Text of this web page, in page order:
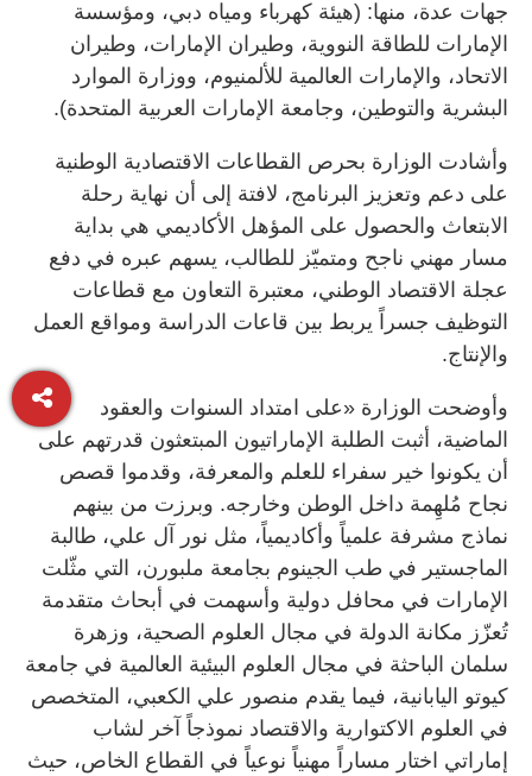
جهات عدة، منها: (هيئة كهرباء ومياه دبي، ومؤسسة
الإمارات للطاقة النووية، وطيران الإمارات، وطيران
الاتحاد، والإمارات العالمية للألمنيوم، ووزارة الموارد
البشرية والتوطين، وجامعة الإمارات العربية المتحدة).
وأشادت الوزارة بحرص القطاعات الاقتصادية الوطنية
على دعم وتعزيز البرنامج، لافتة إلى أن نهاية رحلة
الابتعاث والحصول على المؤهل الأكاديمي هي بداية
مسار مهني ناجح ومتميّز للطالب، يسهم عبره في دفع
عجلة الاقتصاد الوطني، معتبرة التعاون مع قطاعات
التوظيف جسراً يربط بين قاعات الدراسة ومواقع العمل
والإنتاج.
وأوضحت الوزارة «على امتداد السنوات والعقود
الماضية، أثبت الطلبة الإماراتيون المبتعثون قدرتهم على
أن يكونوا خير سفراء للعلم والمعرفة، وقدموا قصص
نجاح مُلهِمة داخل الوطن وخارجه. وبرزت من بينهم
نماذج مشرفة علمياً وأكاديمياً، مثل نور آل علي، طالبة
الماجستير في طب الجينوم بجامعة ملبورن، التي مثّلت
الإمارات في محافل دولية وأسهمت في أبحاث متقدمة
تُعزّز مكانة الدولة في مجال العلوم الصحية، وزهرة
سلمان الباحثة في مجال العلوم البيئية العالمية في جامعة
كيوتو اليابانية، فيما يقدم منصور علي الكعبي، المتخصص
في العلوم الاكتوارية والاقتصاد نموذجاً آخر لشاب
إماراتي اختار مساراً مهنياً نوعياً في القطاع الخاص، حيث